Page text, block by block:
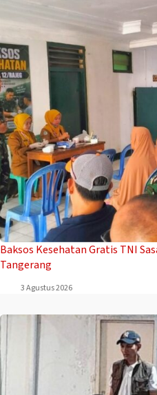
Baksos Kesehatan Gratis TNI
Tangerang
3 Agustus 2026